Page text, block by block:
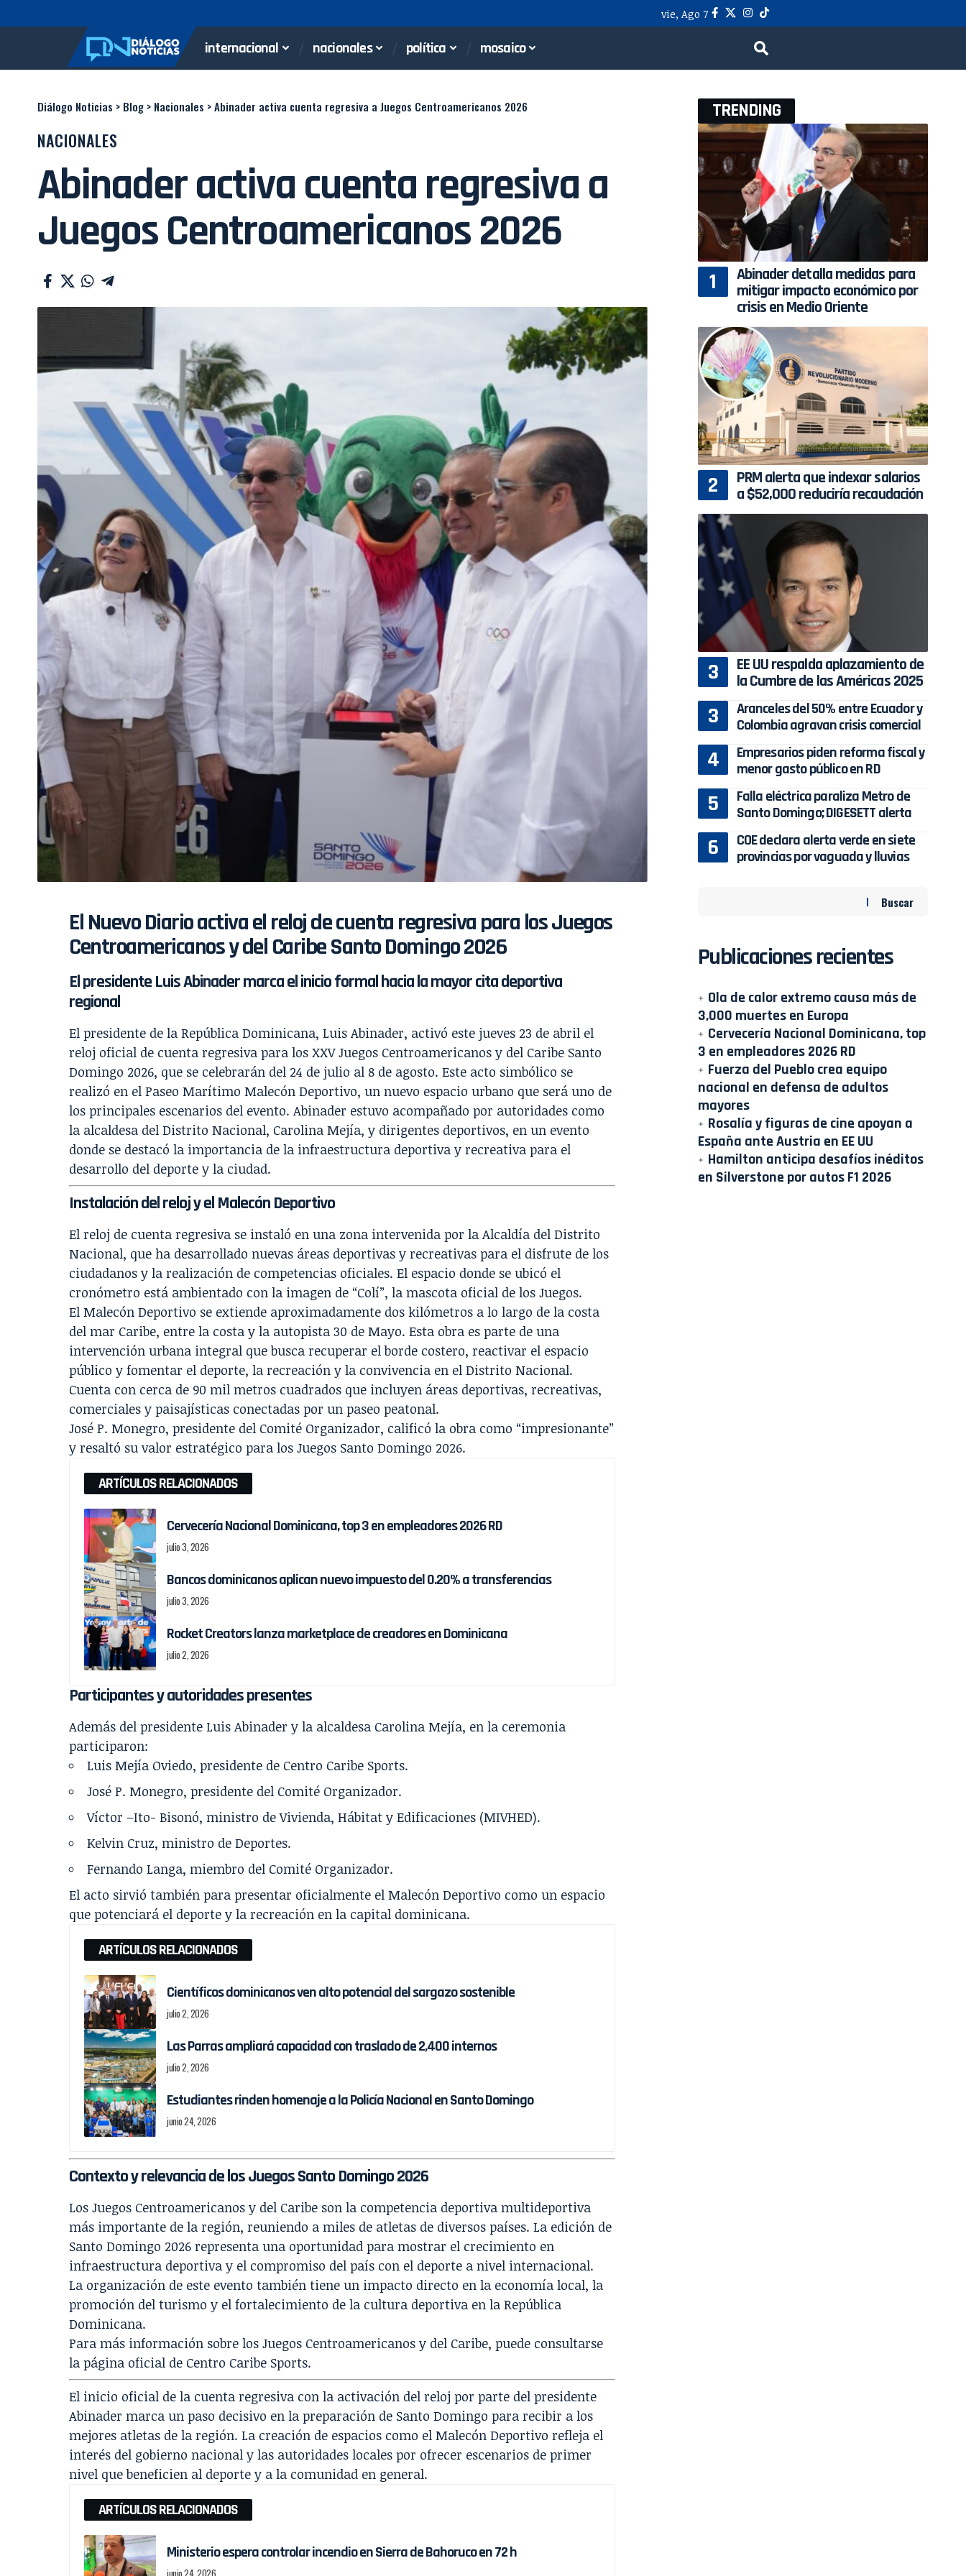
vie, Ago 7
internacional nacionales política mosaico
Diálogo Noticias > Blog > Nacionales >Abinader activa cuenta regresiva a Juegos Centroamericanos 2026
NACIONALES
Abinader activa cuenta regresiva a
Juegos Centroamericanos 2026
El Nuevo Diario activa el reloj de cuenta regresiva para los Juegos
Centroamericanos y del Caribe Santo Domingo 2026
El presidente Luis Abinader marca el inicio formal hacia la mayor cita deportiva
regional
El presidente de la República Dominicana, Luis Abinader, activó este jueves 23 de abril el
reloj oficial de cuenta regresiva para los XXV Juegos Centroamericanos y del Caribe Santo
Domingo 2026, que se celebrarán del 24 de julio al 8 de agosto. Este acto simbólico se
realizó en el Paseo Marítimo Malecón Deportivo, un nuevo espacio urbano que será uno de
los principales escenarios del evento. Abinader estuvo acompañado por autoridades como
la alcaldesa del Distrito Nacional, Carolina Mejía, y dirigentes deportivos, en un evento
donde se destacó la importancia de la infraestructura deportiva y recreativa para el
desarrollo del deporte y la ciudad.
Instalación del reloj y el Malecón Deportivo
El reloj de cuenta regresiva se instaló en una zona intervenida por la Alcaldía del Distrito
Nacional, que ha desarrollado nuevas áreas deportivas y recreativas para el disfrute de los
ciudadanos y la realización de competencias oficiales. El espacio donde se ubicó el
cronómetro está ambientado con la imagen de “Colí”, la mascota oficial de los Juegos.
El Malecón Deportivo se extiende aproximadamente dos kilómetros a lo largo de la costa
del mar Caribe, entre la costa y la autopista 30 de Mayo. Esta obra es parte de una
intervención urbana integral que busca recuperar el borde costero, reactivar el espacio
público y fomentar el deporte, la recreación y la convivencia en el Distrito Nacional.
Cuenta con cerca de 90 mil metros cuadrados que incluyen áreas deportivas, recreativas,
comerciales y paisajísticas conectadas por un paseo peatonal.
José P. Monegro, presidente del Comité Organizador, calificó la obra como “impresionante”
y resaltó su valor estratégico para los Juegos Santo Domingo 2026.
ARTÍCULOS RELACIONADOS
Cervecería Nacional Dominicana, top 3 en empleadores 2026 RD
julio 3, 2026
Bancos dominicanos aplican nuevo impuesto del 0.20% a transferencias
julio 3, 2026
Rocket Creators lanza marketplace de creadores en Dominicana
julio 2, 2026
Participantes y autoridades presentes
Además del presidente Luis Abinader y la alcaldesa Carolina Mejía, en la ceremonia
participaron:
Luis Mejía Oviedo, presidente de Centro Caribe Sports.
José P. Monegro, presidente del Comité Organizador.
Víctor –Ito- Bisonó, ministro de Vivienda, Hábitat y Edificaciones (MIVHED).
Kelvin Cruz, ministro de Deportes.
Fernando Langa, miembro del Comité Organizador.
El acto sirvió también para presentar oficialmente el Malecón Deportivo como un espacio
que potenciará el deporte y la recreación en la capital dominicana.
ARTÍCULOS RELACIONADOS
Científicos dominicanos ven alto potencial del sargazo sostenible
julio 2, 2026
Las Parras ampliará capacidad con traslado de 2,400 internos
julio 2, 2026
Estudiantes rinden homenaje a la Policía Nacional en Santo Domingo
junio 24, 2026
Contexto y relevancia de los Juegos Santo Domingo 2026
Los Juegos Centroamericanos y del Caribe son la competencia deportiva multideportiva
más importante de la región, reuniendo a miles de atletas de diversos países. La edición de
Santo Domingo 2026 representa una oportunidad para mostrar el crecimiento en
infraestructura deportiva y el compromiso del país con el deporte a nivel internacional.
La organización de este evento también tiene un impacto directo en la economía local, la
promoción del turismo y el fortalecimiento de la cultura deportiva en la República
Dominicana.
Para más información sobre los Juegos Centroamericanos y del Caribe, puede consultarse
la página oficial de Centro Caribe Sports.
El inicio oficial de la cuenta regresiva con la activación del reloj por parte del presidente
Abinader marca un paso decisivo en la preparación de Santo Domingo para recibir a los
mejores atletas de la región. La creación de espacios como el Malecón Deportivo refleja el
interés del gobierno nacional y las autoridades locales por ofrecer escenarios de primer
nivel que beneficien al deporte y a la comunidad en general.
ARTÍCULOS RELACIONADOS
Ministerio espera controlar incendio en Sierra de Bahoruco en 72 h
TRENDING
Abinader detalla medidas para
mitigar impacto económico por
crisis en Medio Oriente
PRM alerta que indexar salarios
a $52,000 reduciría recaudación
EE UU respalda aplazamiento de
la Cumbre de las Américas 2025
Aranceles del 50% entre Ecuador y
Colombia agravan crisis comercial
Empresarios piden reforma fiscal y
menor gasto público en RD
Falla eléctrica paraliza Metro de
Santo Domingo; DIGESETT alerta
COE declara alerta verde en siete
provincias por vaguada y lluvias
Buscar
Publicaciones recientes
Ola de calor extremo causa más de
3,000 muertes en Europa
Cervecería Nacional Dominicana, top
3 en empleadores 2026 RD
Fuerza del Pueblo crea equipo
nacional en defensa de adultos
mayores
Rosalía y figuras de cine apoyan a
España ante Austria en EE UU
Hamilton anticipa desafíos inéditos
en Silverstone por autos F1 2026